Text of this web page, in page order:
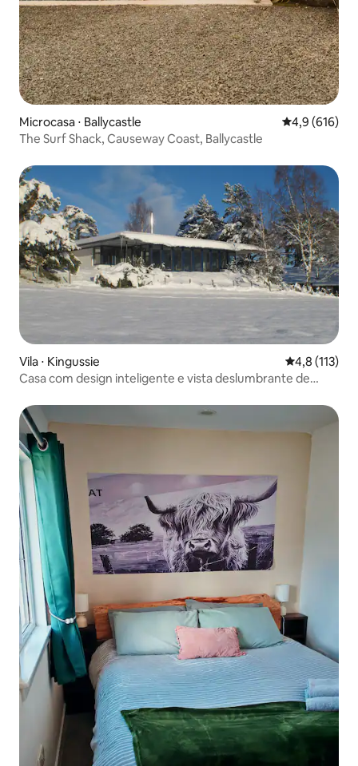
Microcasa ⋅ Ballycastle 4,9 de uma
4,9 (616)
The Surf Shack, Causeway Coast, Ballycastle
Vila ⋅ Kingussie 4,8 de uma
4,8 (113)
Casa com design inteligente e vista deslumbrante de